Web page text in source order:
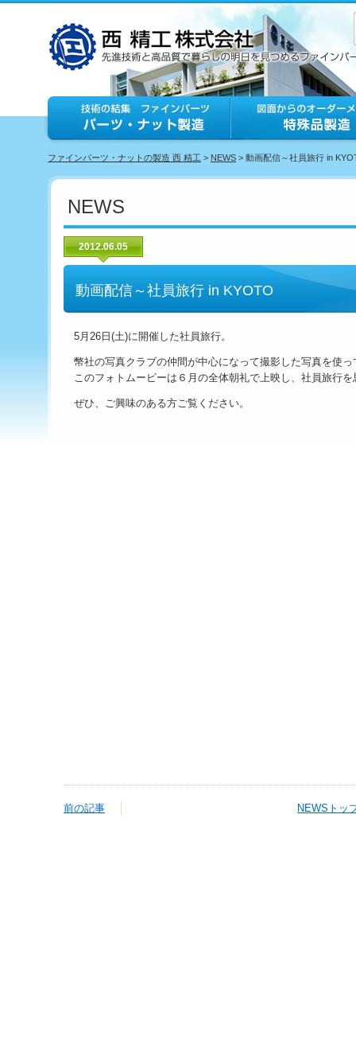
ファインパーツ・ナットの製造 西 精工 > NEWS > 動画配信～社員旅行 in
NEWS
2012.06.05
動画配信～社員旅行 in KYOTO
5月26日(土)に開催した社員旅行。
幣社の写真クラブの仲間が中心になって撮影した写真を使
このフォトムービーは６月の全体朝礼で上映し、社員旅行
ぜひ、ご興味のある方ご覧ください。
前の記事 NEWSトッ